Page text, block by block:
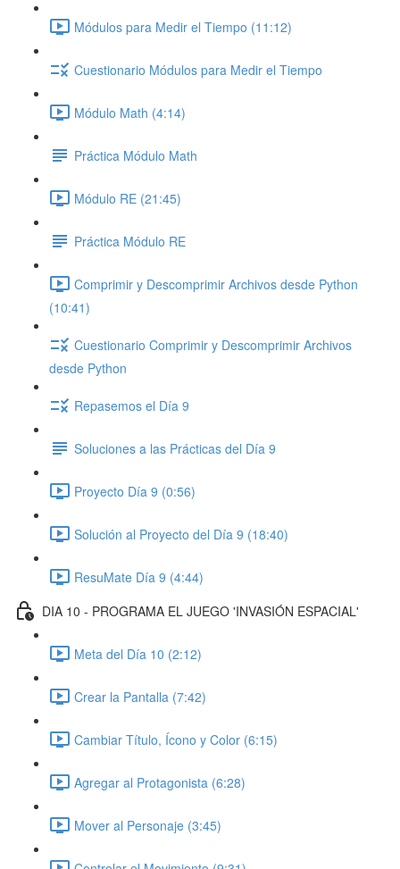
Módulos para Medir el Tiempo (11:12)
Cuestionario Módulos para Medir el Tiempo
Módulo Math (4:14)
Práctica Módulo Math
Módulo RE (21:45)
Práctica Módulo RE
Comprimir y Descomprimir Archivos desde Python
(10:41)
Cuestionario Comprimir y Descomprimir Archivos
desde Python
Repasemos el Día 9
Soluciones a las Prácticas del Día 9
Proyecto Día 9 (0:56)
Solución al Proyecto del Día 9 (18:40)
ResuMate Día 9 (4:44)
DIA 10 - PROGRAMA EL JUEGO 'INVASIÓN ESPACIAL'
Meta del Día 10 (2:12)
Crear la Pantalla (7:42)
Cambiar Título, Ícono y Color (6:15)
Agregar al Protagonista (6:28)
Mover al Personaje (3:45)